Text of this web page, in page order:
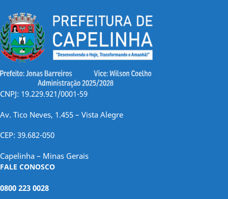
CNPJ: 19.229.921/0001-59
Av. Tico Neves, 1.455 – Vista Alegre
CEP: 39.682-050
Capelinha – Minas Gerais
FALE CONOSCO
0800 223 0028